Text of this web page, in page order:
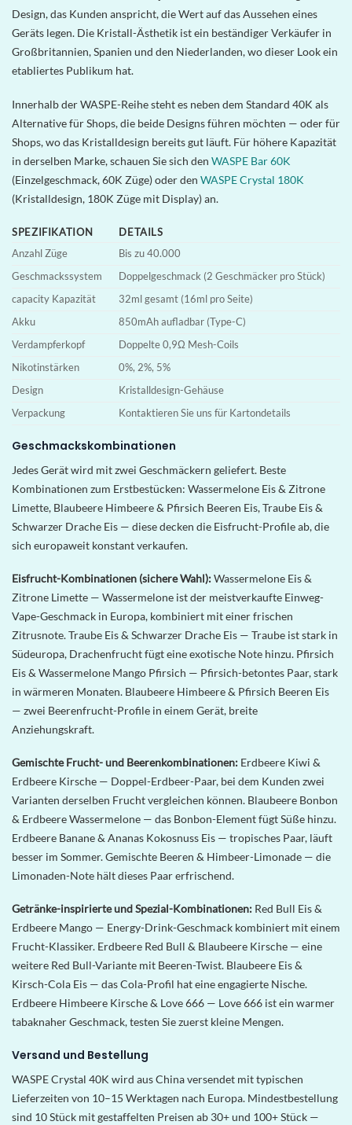
Design, das Kunden anspricht, die Wert auf das Aussehen eines
Geräts legen. Die Kristall-Ästhetik ist ein beständiger Verkäufer in
Großbritannien, Spanien und den Niederlanden, wo dieser Look ein
etabliertes Publikum hat.
Innerhalb der WASPE-Reihe steht es neben dem Standard 40K als
Alternative für Shops, die beide Designs führen möchten — oder für
Shops, wo das Kristalldesign bereits gut läuft. Für höhere Kapazität
in derselben Marke, schauen Sie sich den WASPE Bar 60K
(Einzelgeschmack, 60K Züge) oder den WASPE Crystal 180K
(Kristalldesign, 180K Züge mit Display) an.
SPEZIFIKATION
DETAILS
Anzahl Züge
Bis zu 40.000
Geschmackssystem
Doppelgeschmack (2 Geschmäcker pro Stück)
capacity Kapazität
32ml gesamt (16ml pro Seite)
Akku
850mAh aufladbar (Type-C)
Verdampferkopf
Doppelte 0,9Ω Mesh-Coils
Nikotinstärken
0%, 2%, 5%
Design
Kristalldesign-Gehäuse
Verpackung
Kontaktieren Sie uns für Kartondetails
Geschmackskombinationen
Jedes Gerät wird mit zwei Geschmäckern geliefert. Beste
Kombinationen zum Erstbestücken: Wassermelone Eis & Zitrone
Limette, Blaubeere Himbeere & Pfirsich Beeren Eis, Traube Eis &
Schwarzer Drache Eis — diese decken die Eisfrucht-Profile ab, die
sich europaweit konstant verkaufen.
Eisfrucht-Kombinationen (sichere Wahl):Wassermelone Eis &
Zitrone Limette — Wassermelone ist der meistverkaufte Einweg-
Vape-Geschmack in Europa, kombiniert mit einer frischen
Zitrusnote. Traube Eis & Schwarzer Drache Eis — Traube ist stark in
Südeuropa, Drachenfrucht fügt eine exotische Note hinzu. Pfirsich
Eis & Wassermelone Mango Pfirsich — Pfirsich-betontes Paar, stark
in wärmeren Monaten. Blaubeere Himbeere & Pfirsich Beeren Eis
— zwei Beerenfrucht-Profile in einem Gerät, breite
Anziehungskraft.
Gemischte Frucht- und Beerenkombinationen: Erdbeere Kiwi &
Erdbeere Kirsche — Doppel-Erdbeer-Paar, bei dem Kunden zwei
Varianten derselben Frucht vergleichen können. Blaubeere Bonbon
& Erdbeere Wassermelone — das Bonbon-Element fügt Süße hinzu.
Erdbeere Banane & Ananas Kokosnuss Eis — tropisches Paar, läuft
besser im Sommer. Gemischte Beeren & Himbeer-Limonade — die
Limonaden-Note hält dieses Paar erfrischend.
Getränke-inspirierte und Spezial-Kombinationen: Red Bull Eis &
Erdbeere Mango — Energy-Drink-Geschmack kombiniert mit einem
Frucht-Klassiker. Erdbeere Red Bull & Blaubeere Kirsche — eine
weitere Red Bull-Variante mit Beeren-Twist. Blaubeere Eis &
Kirsch-Cola Eis — das Cola-Profil hat eine engagierte Nische.
Erdbeere Himbeere Kirsche & Love 666 — Love 666 ist ein warmer
tabaknaher Geschmack, testen Sie zuerst kleine Mengen.
Versand und Bestellung
WASPE Crystal 40K wird aus China versendet mit typischen
Lieferzeiten von 10–15 Werktagen nach Europa. Mindestbestellung
sind 10 Stück mit gestaffelten Preisen ab 30+ und 100+ Stück —